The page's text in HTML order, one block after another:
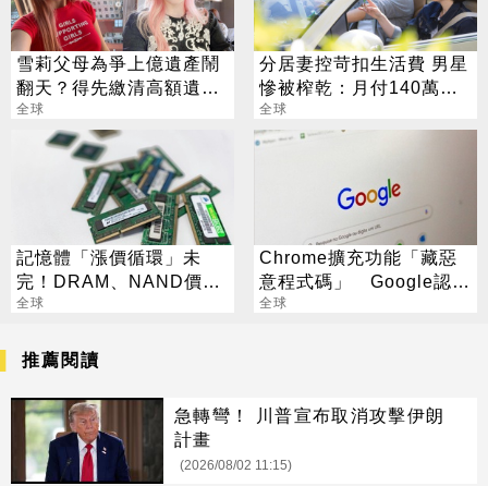
雪莉父母為爭上億遺產鬧
翻天？得先繳清高額遺產
稅
全球
分居妻控苛扣生活費 男星
慘被榨乾：月付140萬還
不夠？
全球
記憶體「漲價循環」未
完！DRAM、NAND價格
7月再創新高
全球
Chrome擴充功能「藏惡
意程式碼」 Google認
了：已下架
全球
推薦閱讀
急轉彎！ 川普宣布取消攻擊伊朗
計畫
(2026/08/02 11:15)